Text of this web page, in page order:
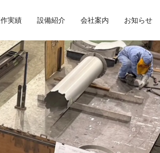
実績 設備紹介 会社案内 お知らせ